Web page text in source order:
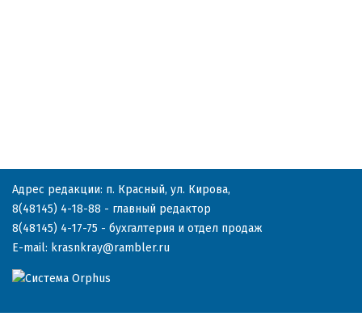
Адрес редакции: п. Красный, ул. Кирова,
8(48145) 4-18-88 - главный редактор
8(48145) 4-17-75 - бухгалтерия и отдел продаж
E-mail: krasnkray@rambler.ru